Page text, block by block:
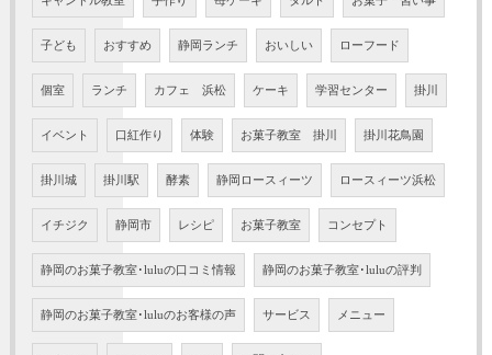
子ども おすすめ 静岡ランチ おいしい ローフード
個室 ランチ カフェ 浜松 ケーキ 学習センター 掛川
イベント 口紅作り 体験 お菓子教室 掛川 掛川花鳥園
掛川城 掛川駅 酵素 静岡ロースィーツ ロースィーツ浜松
イチジク 静岡市 レシピ お菓子教室 コンセプト
静岡のお菓子教室･luluの口コミ情報 静岡のお菓子教室･luluの評判
静岡のお菓子教室･luluのお客様の声 サービス メニュー